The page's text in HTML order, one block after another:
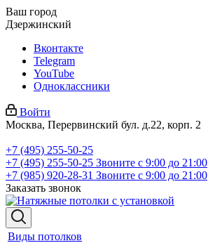
Ваш город
Дзержинский
Вконтакте
Telegram
YouTube
Одноклассники
Войти
Москва, Перервинский бул. д.22, корп. 2
+7 (495) 255-50-25
+7 (495) 255-50-25 Звоните с 9:00 до 21:00
+7 (985) 920-28-31 Звоните с 9:00 до 21:00
Заказать звонок
Виды потолков